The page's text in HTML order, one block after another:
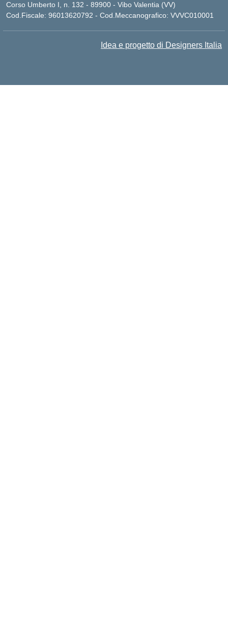
Corso Umberto I, n. 132 - 89900 - Vibo Valentia (VV)
Cod.Fiscale: 96013620792 - Cod.Meccanografico: VVVC010001
Idea e progetto di Designers Italia